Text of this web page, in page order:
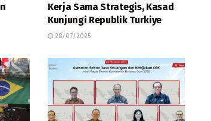
Kerja Sama Strategis, Kasad
Kunjungi Republik Turkiye
28/07/2025